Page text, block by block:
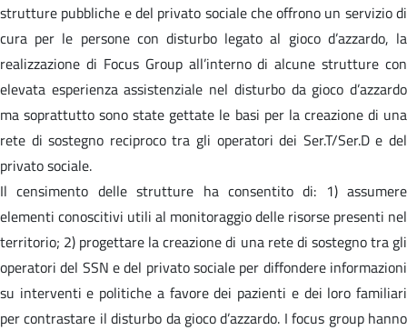
strutture pubbliche e del privato sociale che offrono un servizio di
cura per le persone con disturbo legato al gioco d’azzardo, la
realizzazione di Focus Group all’interno di alcune strutture con
elevata esperienza assistenziale nel disturbo da gioco d’azzardo
ma soprattutto sono state gettate le basi per la creazione di una
rete di sostegno reciproco tra gli operatori dei Ser.T/Ser.D e del
privato sociale.
Il censimento delle strutture ha consentito di: 1) assumere
elementi conoscitivi utili al monitoraggio delle risorse presenti nel
territorio; 2) progettare la creazione di una rete di sostegno tra gli
operatori del SSN e del privato sociale per diffondere informazioni
su interventi e politiche a favore dei pazienti e dei loro familiari
per contrastare il disturbo da gioco d’azzardo. I focus group hanno